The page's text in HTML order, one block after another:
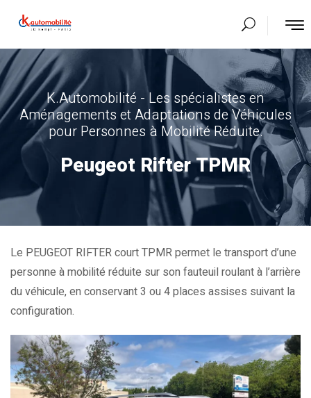
K.Automobilité - Les spécialistes en
Aménagements et Adaptations de Véhicules
pour Personnes à Mobilité Réduite.
Peugeot Rifter TPMR
Le PEUGEOT RIFTER court TPMR permet le transport d’une
personne à mobilité réduite sur son fauteuil roulant à l’arrière
du véhicule, en conservant 3 ou 4 places assises suivant la
configuration.